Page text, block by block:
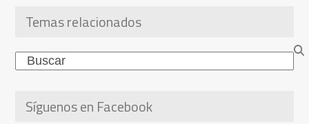
Temas relacionados
Search
Síguenos en Facebook